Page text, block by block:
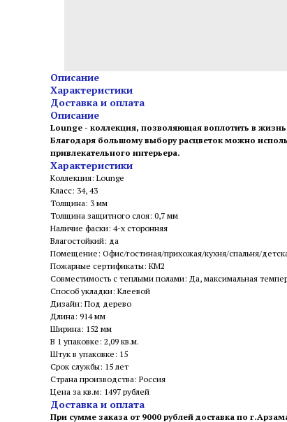
Описание
Характеристики
Доставка и оплата
Описание
Lounge - коллекция, позволяющая воплотить в
Благодаря большому выбору расцветок можно
привлекательного интерьера.
Характеристики
Коллекция: Lounge
Класс: 34, 43
Толщина: 3 мм
Толщина защитного слоя: 0,7 мм
Наличие фаски: 4-х сторонняя
Влагостойкий: да
Помещение: Офис/гостиная/прихожая/кухня/спальня/
Пожарные сертификаты: КМ2
Совместимость с теплыми полами: Да, максимальная
Способ укладки: Клеевой
Дизайн: Под дерево
Длина: 914 мм
Ширина: 152 мм
В 1 упаковке: 2,09 кв.м.
Штук в упаковке: 15
Срок службы: 15 лет
Страна производства: Россия
Цена за кв.м: 1497 рублей
Доставка и оплата
При сумме заказа от 9000 рублей доставка по